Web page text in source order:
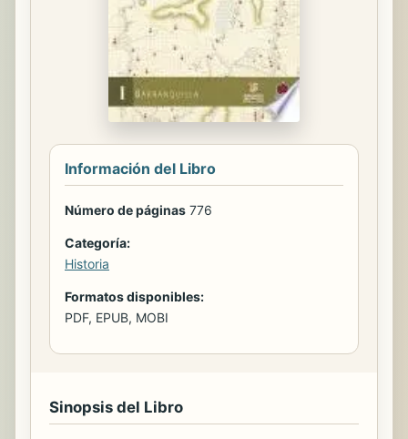
Información del Libro
Número de páginas 776
Categoría:
Historia
Formatos disponibles:
PDF, EPUB, MOBI
Sinopsis del Libro